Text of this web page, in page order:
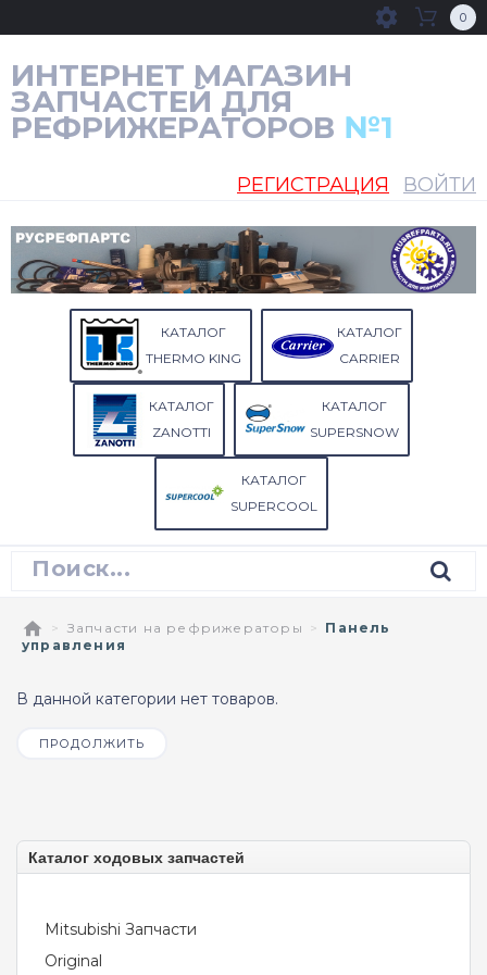
ИНТЕРНЕТ МАГАЗИН
ЗАПЧАСТЕЙ ДЛЯ
РЕФРИЖЕРАТОРОВ №1
0
РЕГИСТРАЦИЯ ВОЙТИ
КАТАЛОГ
THERMO KING
КАТАЛОГ
CARRIER
КАТАЛОГ
ZANOTTI
КАТАЛОГ
SUPERSNOW
КАТАЛОГ
SUPERCOOL
Запчасти на рефрижераторы
Панель
управления
В данной категории нет товаров.
ПРОДОЛЖИТЬ
Каталог ходовых запчастей
Mitsubishi Запчасти
Original